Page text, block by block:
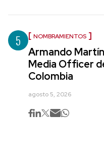
5 NOMBRAMIENTOS
Armando
Media Officer
Colombia
agosto 5, 2026